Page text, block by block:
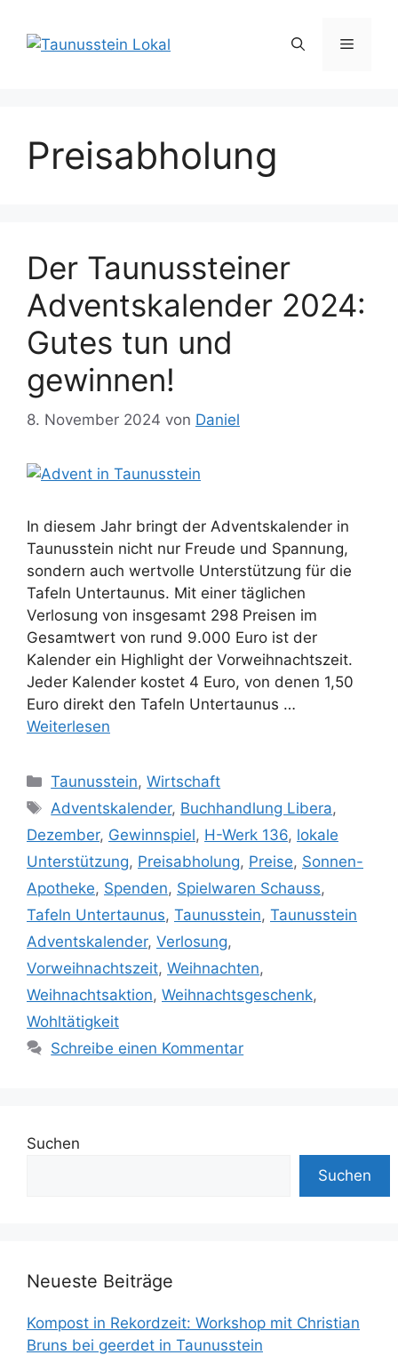
Inhalt
springen
Menü
Preisabholung
Der Taunussteiner
Adventskalender 2024:
Gutes tun und
gewinnen!
8. November 2024 von Daniel
In diesem Jahr bringt der Adventskalender in
Taunusstein nicht nur Freude und Spannung,
sondern auch wertvolle Unterstützung für die
Tafeln Untertaunus. Mit einer täglichen
Verlosung von insgesamt 298 Preisen im
Gesamtwert von rund 9.000 Euro ist der
Kalender ein Highlight der Vorweihnachtszeit.
Jeder Kalender kostet 4 Euro, von denen 1,50
Euro direkt den Tafeln Untertaunus …
Weiterlesen
Kategorien
Taunusstein,Wirtschaft
Schlagwörter
Adventskalender, Buchhandlung Libera,
Dezember, Gewinnspiel, H-Werk 136, lokale
Unterstützung, Preisabholung, Preise, Sonnen-
Apotheke, Spenden, Spielwaren Schauss,
Tafeln Untertaunus, Taunusstein, Taunusstein
Adventskalender, Verlosung,
Vorweihnachtszeit, Weihnachten,
Weihnachtsaktion, Weihnachtsgeschenk,
Wohltätigkeit
Schreibe einen Kommentar
Suchen
Suchen
Neueste Beiträge
Kompost in Rekordzeit: Workshop mit Christian
Bruns bei geerdet in Taunusstein